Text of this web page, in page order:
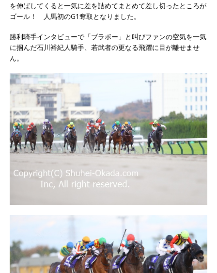
を伸ばしてくると一気に差を詰めてまとめて差し切ったところが
ゴール！ 人馬初のG1奪取となりました。
勝利騎手インタビューで「ブラボー」と叫びファンの空気を一気
に掴んだ石川裕紀人騎手、若武者の更なる飛躍に目が離せませ
ん。